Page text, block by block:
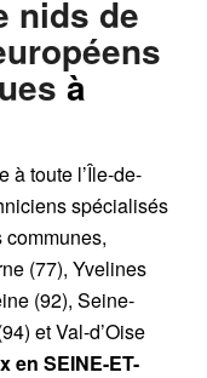
nids de
à
à toute l’Île-de-
spécialisés
(77), Yvelines
(92), Seine-
et Val-d’Oise
en SEINE-ET-